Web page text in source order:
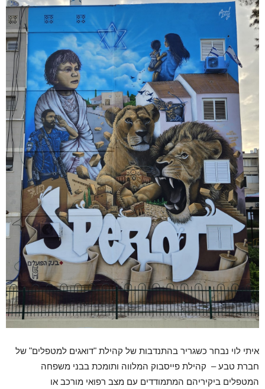
איתי לוי נבחר כשגריר בהתנדבות של קהילת "דואגים למטפלים" של
חברת טבע – קהילת פייסבוק המלווה ותומכת בבני משפחה
המטפלים ביקיריהם המתמודדים עם מצב רפואי מורכב או